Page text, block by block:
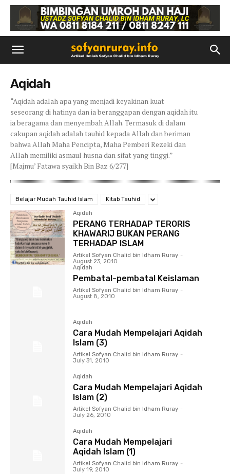
Aqidah
“Aqidah adalah apa yang menjadi keyakinan kuat
seseorang di hatinya dan ia beranggapan dengan aqidah itu
ia beragama dan menyembah Allah. Termasuk di dalam
cakupan aqidah adalah tauhid kepada Allah dan beriman
bahwa Allah Maha Pencipta, Maha Pemberi Rezeki dan
Allah memiliki asmaul husna dan sifat yang tinggi.”
[Majmu’ Fatawa syaikh Bin Baz 6/277]
Belajar Mudah Tauhid Islam Kitab Tauhid
Aqidah
PERANG TERHADAP TERORIS
KHAWARIJ BUKAN PERANG
TERHADAP ISLAM
Artikel Sofyan Chalid bin Idham Ruray -
August 23, 2010
Aqidah
Pembatal-pembatal Keislaman
Artikel Sofyan Chalid bin Idham Ruray -
August 8, 2010
Aqidah
Cara Mudah Mempelajari Aqidah
Islam (3)
Artikel Sofyan Chalid bin Idham Ruray -
July 31, 2010
Aqidah
Cara Mudah Mempelajari Aqidah
Islam (2)
Artikel Sofyan Chalid bin Idham Ruray -
July 26, 2010
Aqidah
Cara Mudah Mempelajari
Aqidah Islam (1)
Artikel Sofyan Chalid bin Idham Ruray -
July 19, 2010